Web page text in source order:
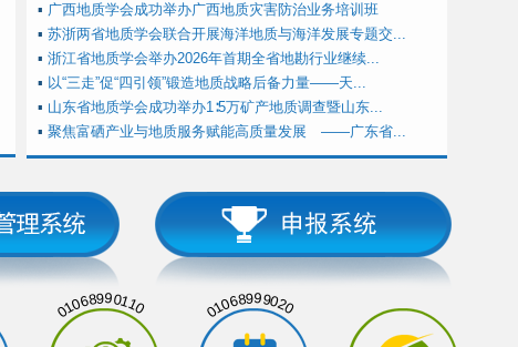
▪ 广西地质学会成功举办广西地质灾害防治业务培训班
▪ 苏浙两省地质学会联合开展海洋地质与海洋发展专题交...
▪ 浙江省地质学会举办2026年首期全省地勘行业继续...
▪ 以“三走”促“四引领”锻造地质战略后备力量——天...
▪ 山东省地质学会成功举办1∶5万矿产地质调查暨山东...
▪ 聚焦富硒产业与地质服务赋能高质量发展 ——广东省...
01068990110 01068999020